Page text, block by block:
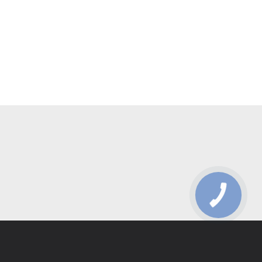
КНОПКА
ЗВ'ЯЗКУ